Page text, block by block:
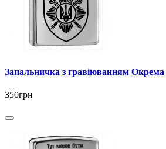
Запальничка з гравіюванням Окрема
350грн